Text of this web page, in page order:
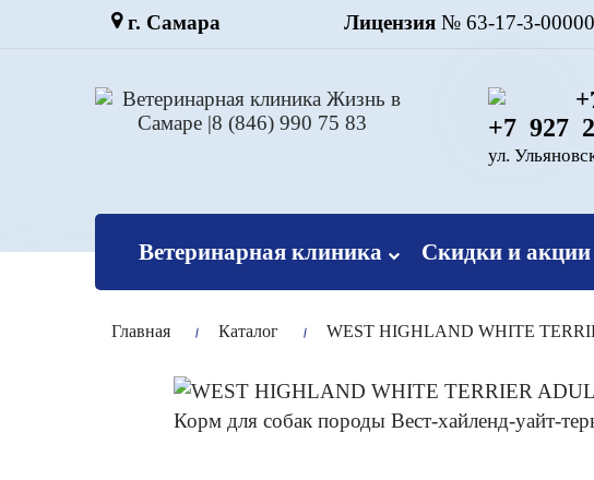
г. Самара Лицензия№ 63-17-3-
+7 927
ул.
Ветеринарная клиника Скидки и акции
Главная Каталог WEST HIGHLAND WHITE